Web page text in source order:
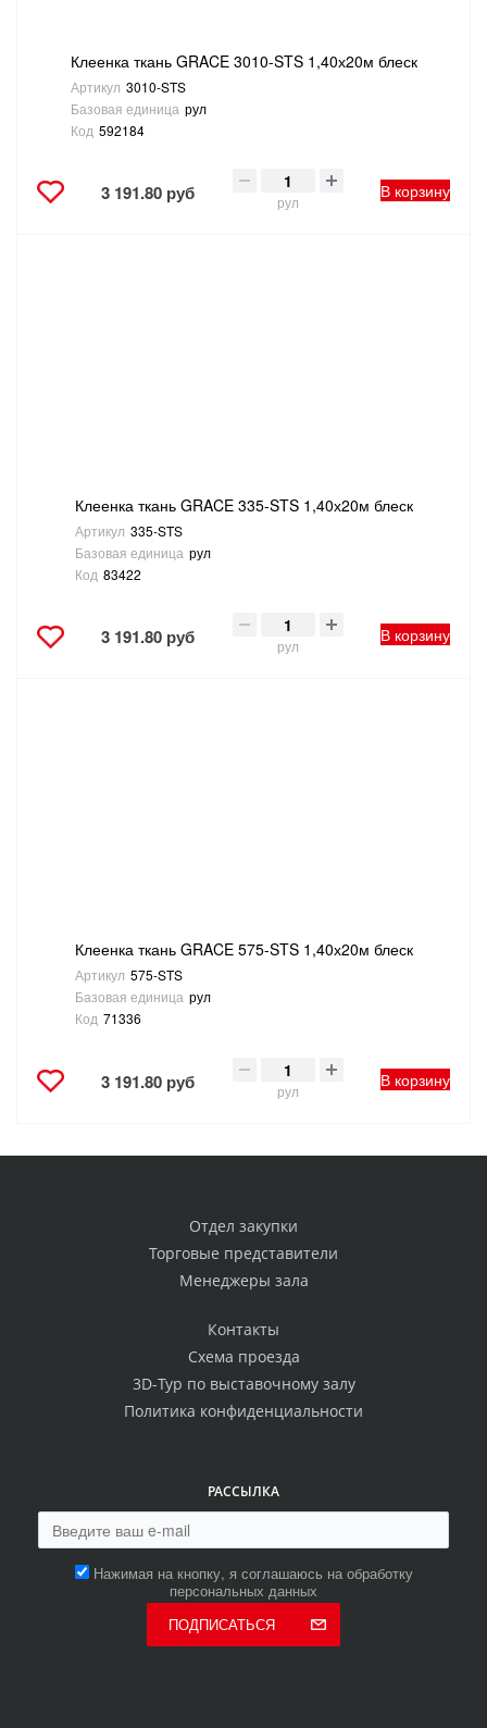
Клеенка ткань GRACE 3010-STS 1,40х20м блеск
Артикул 3010-STS
Базовая единица рул
Код 592184
3 191.80 руб рул
В корзину
Клеенка ткань GRACE 335-STS 1,40х20м блеск
Артикул 335-STS
Базовая единица рул
Код 83422
3 191.80 руб рул
В корзину
Клеенка ткань GRACE 575-STS 1,40х20м блеск
Артикул 575-STS
Базовая единица рул
Код 71336
3 191.80 руб рул
В корзину
Отдел закупки
Торговые представители
Менеджеры зала
Контакты
Схема проезда
3D-Тур по выставочному залу
Политика конфиденциальности
РАССЫЛКА
Нажимая на кнопку, я соглашаюсь на обработку
персональных данных
ПОДПИСАТЬСЯ